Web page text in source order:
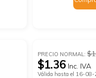
PRECIO NORMAL:
$1.36 Inc. IVA
Válida hasta el 16-08-